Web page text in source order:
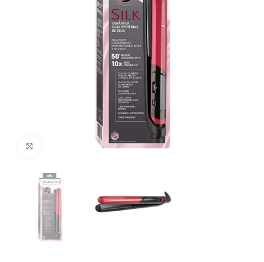
Click to enlarge